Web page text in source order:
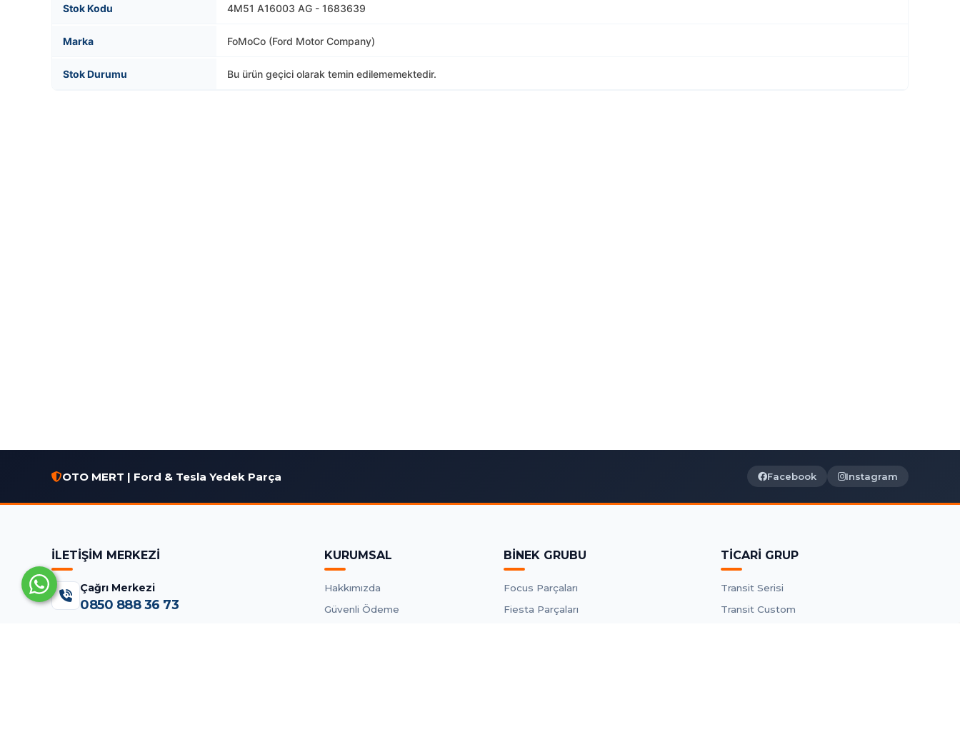
Stok Kodu 4M51 A16003 AG - 1683639
Marka FoMoCo (Ford Motor Company)
Stok Durumu Bu ürün geçici olarak temin edilememektedir.
OTO MERT | Ford & Tesla Yedek Parça Facebook Instagram
İLETİŞİM MERKEZİ
Çağrı Merkezi
0850 888 36 73
KURUMSAL
Hakkımızda
Güvenli Ödeme
BİNEK GRUBU
Focus Parçaları
Fiesta Parçaları
TİCARİ GRUP
Transit Serisi
Transit Custom